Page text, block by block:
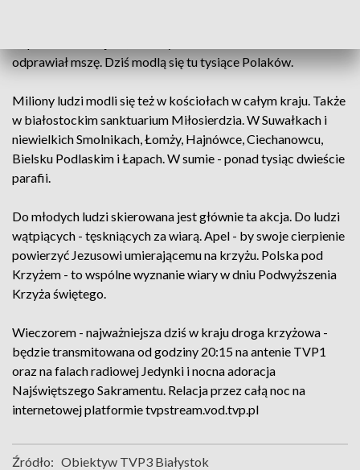
odprawiał mszę. Dziś modlą się tu tysiące Polaków.
Miliony ludzi modli się też w kościołach w całym kraju. Także
w białostockim sanktuarium Miłosierdzia. W Suwałkach i
niewielkich Smolnikach, Łomży, Hajnówce, Ciechanowcu,
Bielsku Podlaskim i Łapach. W sumie - ponad tysiąc dwieście
parafii.
Do młodych ludzi skierowana jest głównie ta akcja. Do ludzi
wątpiących - tęskniących za wiarą. Apel - by swoje cierpienie
powierzyć Jezusowi umierającemu na krzyżu. Polska pod
Krzyżem - to wspólne wyznanie wiary w dniu Podwyższenia
Krzyża świętego.
Wieczorem - najważniejsza dziś w kraju droga krzyżowa -
będzie transmitowana od godziny 20:15 na antenie TVP1
oraz na falach radiowej Jedynki i nocna adoracja
Najświętszego Sakramentu. Relacja przez całą noc na
internetowej platformie tvpstream.vod.tvp.pl
Źródło: Obiektyw TVP3 Białystok